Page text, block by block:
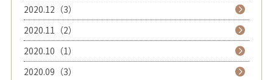
2020.12（3）
2020.11（2）
2020.10（1）
2020.09（3）